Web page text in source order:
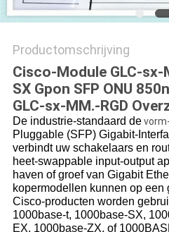
Productomschrijving
Cisco-Module GLC-sx-
SX Gpon SFP ONU
GLC-sx-MM.-RGD
De industrie-standaard devorm-
Pluggable (SFP) Gigabit-
verbindt uw schakelaars en
heet-swappable input-output
haven of groef van Gigabit
kopermodellen kunnen op
Cisco-producten worden
1000base-t, 1000base-SX,
EX, 1000base-ZX, of